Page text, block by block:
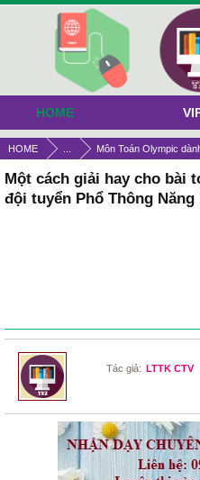
HOME Môn Toán Olympic
Một cách giải hay cho bài
đội tuyển Phổ Thông Năng
Tác giả: LTTK CTV
HOME